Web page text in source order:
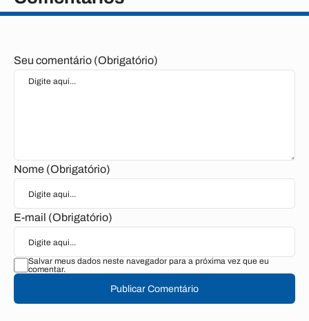
Seu comentário (Obrigatório)
Nome (Obrigatório)
E-mail (Obrigatório)
Salvar meus dados neste navegador para a próxima vez que eu
comentar.
Publicar Comentário